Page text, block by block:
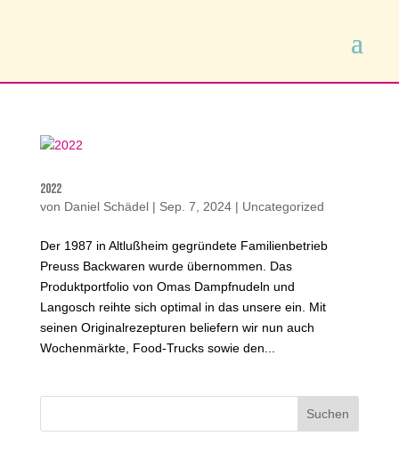
2022
von Daniel Schädel| Sep. 7, 2024| Uncategorized
Der 1987 in Altlußheim gegründete Familienbetrieb
Preuss Backwaren wurde übernommen. Das
Produktportfolio von Omas Dampfnudeln und
Langosch reihte sich optimal in das unsere ein. Mit
seinen Originalrezepturen beliefern wir nun auch
Wochenmärkte, Food-Trucks sowie den...
Suchen